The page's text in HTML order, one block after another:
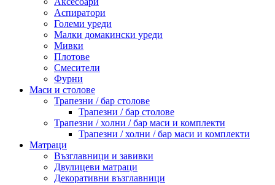
Аспиратори
Големи уреди
Малки домакински уреди
Мивки
Плотове
Смесители
Фурни
Маси и столове
Трапезни / бар столове
Трапезни / бар столове
Трапезни / холни / бар маси и комплекти
Трапезни / холни / бар маси и комплекти
Матраци
Възглавници и завивки
Двулицеви матраци
Декоративни възглавници